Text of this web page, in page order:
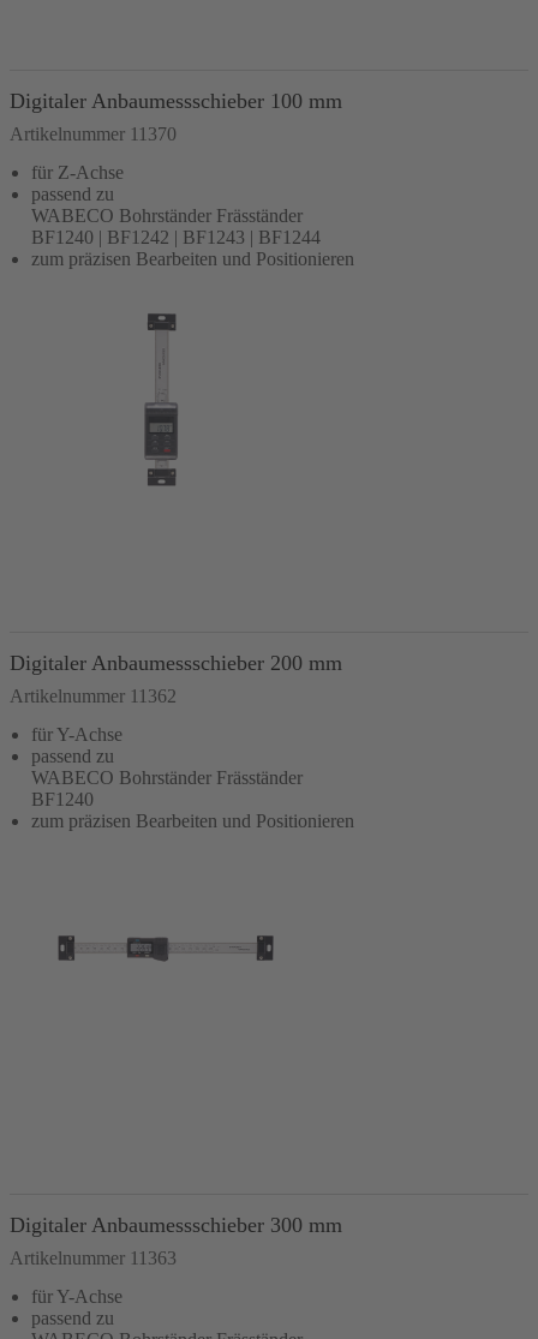
Digitaler Anbaumessschieber 100 mm
Artikelnummer 11370
für Z-Achse
passend zu
WABECO Bohrständer Fräsständer
BF1240 | BF1242 | BF1243 | BF1244
zum präzisen Bearbeiten und Positionieren
Digitaler Anbaumessschieber 200 mm
Artikelnummer 11362
für Y-Achse
passend zu
WABECO Bohrständer Fräsständer
BF1240
zum präzisen Bearbeiten und Positionieren
Digitaler Anbaumessschieber 300 mm
Artikelnummer 11363
für Y-Achse
passend zu